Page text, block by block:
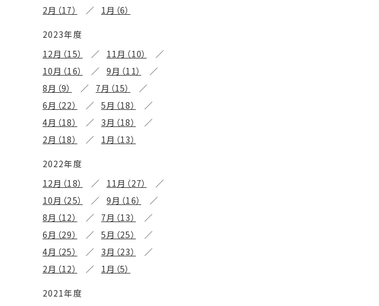
2月（17）
1月（6）
2023年度
12月（15）
11月（10）
10月（16）
9月（11）
8月（9）
7月（15）
6月（22）
5月（18）
4月（18）
3月（18）
2月（18）
1月（13）
2022年度
12月（18）
11月（27）
10月（25）
9月（16）
8月（12）
7月（13）
6月（29）
5月（25）
4月（25）
3月（23）
2月（12）
1月（5）
2021年度